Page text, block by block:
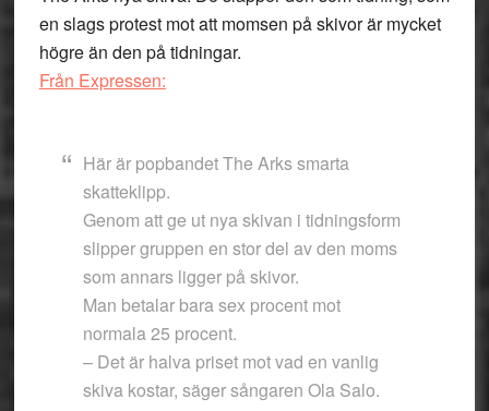
en slags protest mot att momsen på skivor är mycket
högre än den på tidningar.
Från Expressen:
Här är popbandet The Arks smarta
skatteklipp.
Genom att ge ut nya skivan i tidningsform
slipper gruppen en stor del av den moms
som annars ligger på skivor.
Man betalar bara sex procent mot
normala 25 procent.
– Det är halva priset mot vad en vanlig
skiva kostar, säger sångaren Ola Salo.